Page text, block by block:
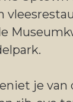
je van